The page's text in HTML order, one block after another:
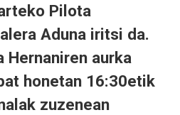
Pilota
Aduna iritsi da.
Hernaniren aurka
honetan 16:30etik
zuzenean